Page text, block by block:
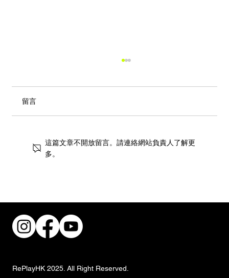
留言
這篇文章不開放留言。請連絡網站負責人了解更
多。
RePlayHK 2025. All Right Reserved.